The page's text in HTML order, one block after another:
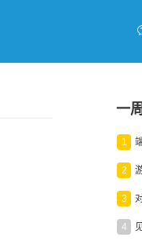
一
1
2
3
4